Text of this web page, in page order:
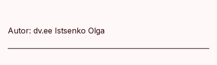
Autor: dv.ee Istsenko Olga